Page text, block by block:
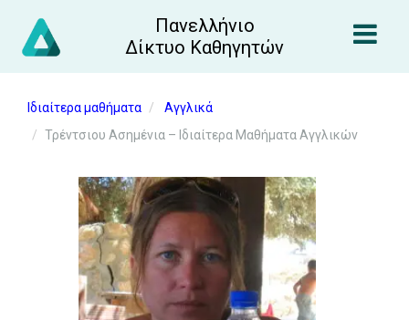
Πανελλήνιο
Δίκτυο Καθηγητών
Ιδιαίτερα μαθήματα
Αγγλικά
Τρέντσιου Ασημένια – Ιδιαίτερα Μαθήματα Αγγλικών